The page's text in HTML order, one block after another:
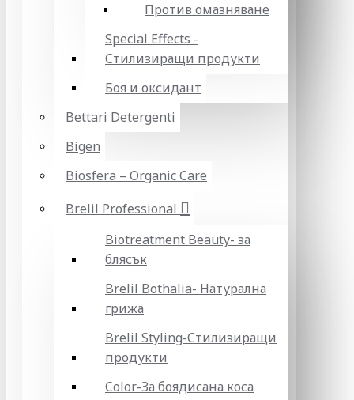
Против омазняване
Special Effects -
Стилизиращи продукти
Боя и оксидант
Bettari Detergenti
Bigen
Biosfera – Organic Care
Brelil Professional
Biotreatment Beauty- за
блясък
Brelil Bothalia- Натурална
грижа
Brelil Styling-Стилизиращи
продукти
Color-За боядисана коса